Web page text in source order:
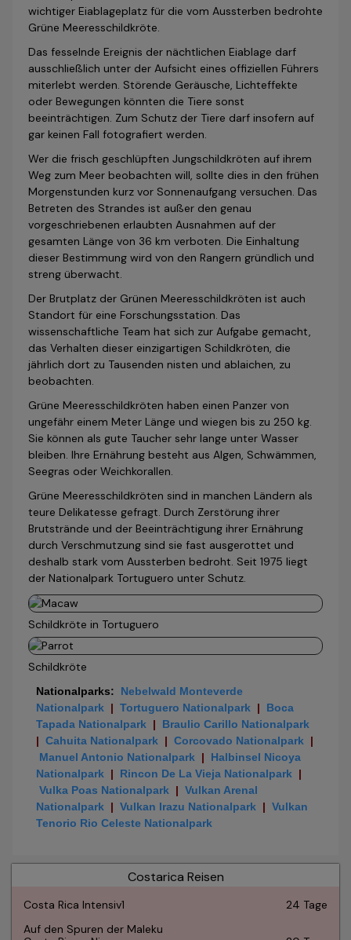
wichtiger Eiablageplatz für die vom Aussterben bedrohte
Grüne Meeresschildkröte.
Das fesselnde Ereignis der nächtlichen Eiablage darf
ausschließlich unter der Aufsicht eines offiziellen Führers
miterlebt werden. Störende Geräusche, Lichteffekte
oder Bewegungen könnten die Tiere sonst
beeinträchtigen. Zum Schutz der Tiere darf insofern auf
gar keinen Fall fotografiert werden.
Wer die frisch geschlüpften Jungschildkröten auf ihrem
Weg zum Meer beobachten will, sollte dies in den frühen
Morgenstunden kurz vor Sonnenaufgang versuchen. Das
Betreten des Strandes ist außer den genau
vorgeschriebenen erlaubten Ausnahmen auf der
gesamten Länge von 36 km verboten. Die Einhaltung
dieser Bestimmung wird von den Rangern gründlich und
streng überwacht.
Der Brutplatz der Grünen Meeresschildkröten ist auch
Standort für eine Forschungsstation. Das
wissenschaftliche Team hat sich zur Aufgabe gemacht,
das Verhalten dieser einzigartigen Schildkröten, die
jährlich dort zu Tausenden nisten und ablaichen, zu
beobachten.
Grüne Meeresschildkröten haben einen Panzer von
ungefähr einem Meter Länge und wiegen bis zu 250 kg.
Sie können als gute Taucher sehr lange unter Wasser
bleiben. Ihre Ernährung besteht aus Algen, Schwämmen,
Seegras oder Weichkorallen.
Grüne Meeresschildkröten sind in manchen Ländern als
teure Delikatesse gefragt. Durch Zerstörung ihrer
Brutstrände und der Beeinträchtigung ihrer Ernährung
durch Verschmutzung sind sie fast ausgerottet und
deshalb stark vom Aussterben bedroht. Seit 1975 liegt
der Nationalpark Tortuguero unter Schutz.
Schildkröte in Tortuguero
Schildkröte
Nationalparks:
Nebelwald Monteverde
Nationalpark
| Tortuguero Nationalpark |
Boca
Tapada Nationalpark
|
Braulio Carillo Nationalpark
| Cahuita Nationalpark | Corcovado Nationalpark
|
Manuel Antonio Nationalpark
|
Halbinsel Nicoya
Nationalpark
| Rincon De La Vieja Nationalpark
|
Vulka Poas Nationalpark
| Vulkan Arenal
Nationalpark
| Vulkan Irazu Nationalpark | Vulkan
Tenorio Rio Celeste Nationalpark
Costarica Reisen
Costa Rica Intensiv1
24 Tage
Auf den Spuren der Maleku